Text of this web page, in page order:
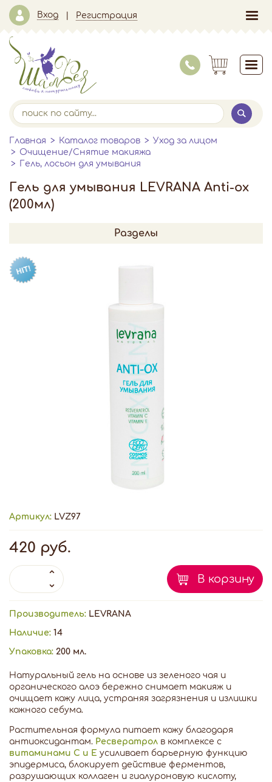
Вход Регистрация
Главная Каталог товаров
Уход за лицом
Очищение/Снятие макияжа
Гель, лосьон для умывания
Гель для умывания LEVRANA Anti-ox
(200мл)
Разделы
Артикул: LVZ97
420 руб.
В корзину
Производитель: LEVRANA
Наличие: 14
Упаковка: 200 мл.
Натуральный гель на основе из зеленого чая и
органического алоэ бережно снимает макияж и
очищает кожу лица, устраняя загрязнения и излишки
кожного себума.
Растительная формула питает кожу благодаря
антиоксидантам. Ресвератрол в комплексе с
витаминами С и Е усиливает барьерную функцию
эпидермиса, блокирует действие ферментов,
разрушающих коллаген и гиалуроновую кислоту,